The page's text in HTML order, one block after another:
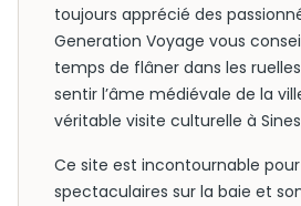
toujours apprécié des
Generation Voyage vous
temps de flâner dans les
sentir l’âme médiévale de la
véritable visite culturelle à
Ce site est incontournable
spectaculaires sur la baie et